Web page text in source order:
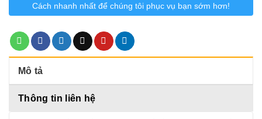
Cách nhanh nhất để chúng tôi phục vụ bạn sớm hơn!
Mô tả
Thông tin liên hệ